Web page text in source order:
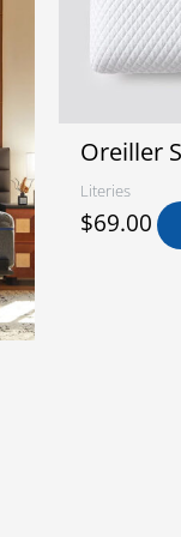
Oreiller
Literies
$69.00